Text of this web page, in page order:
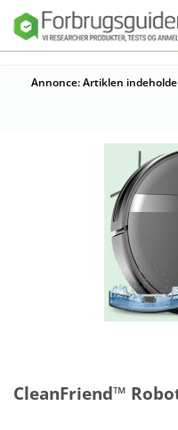
Annonce: Artiklen
CleanFriend™